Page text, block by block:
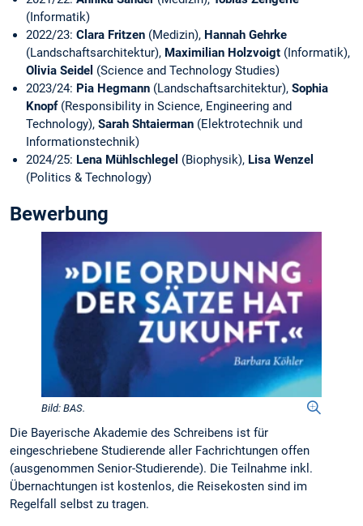
(Informatik)
2022/23: Clara Fritzen (Medizin), Hannah Gehrke
(Landschaftsarchitektur), Maximilian Holzvoigt (Informatik),
Olivia Seidel (Science and Technology Studies)
2023/24: Pia Hegmann (Landschaftsarchitektur), Sophia
Knopf (Responsibility in Science, Engineering and
Technology), Sarah Shtaierman (Elektrotechnik und
Informationstechnik)
2024/25: Lena Mühlschlegel (Biophysik), Lisa Wenzel
(Politics & Technology)
Bewerbung
Bild: BAS.
Die Bayerische Akademie des Schreibens ist für
eingeschriebene Studierende aller Fachrichtungen offen
(ausgenommen Senior-Studierende). Die Teilnahme inkl.
Übernachtungen ist kostenlos, die Reisekosten sind im
Regelfall selbst zu tragen.